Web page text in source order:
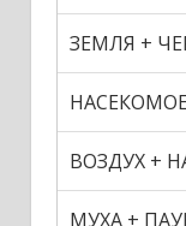
ЗЕМЛЯ +
ВОЗДУХ +
МУХА +